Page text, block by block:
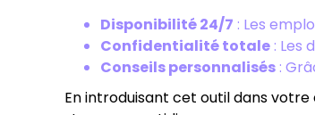
Disponibilité 24/7 : Les
Confidentialité totale : Les
Conseils personnalisés :
En introduisant cet outil dans